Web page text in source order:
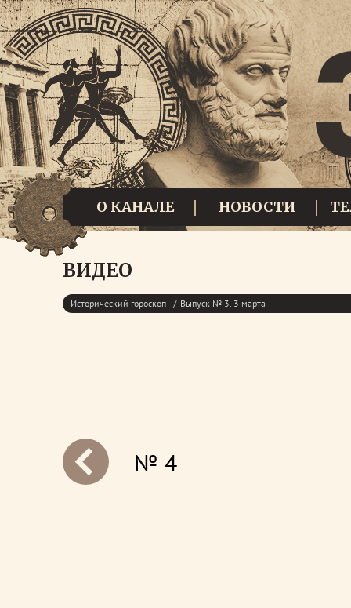
О КАНАЛЕ НОВОСТИ
ВИДЕО
Исторический гороскоп Выпуск № 3. 3 марта
№ 4